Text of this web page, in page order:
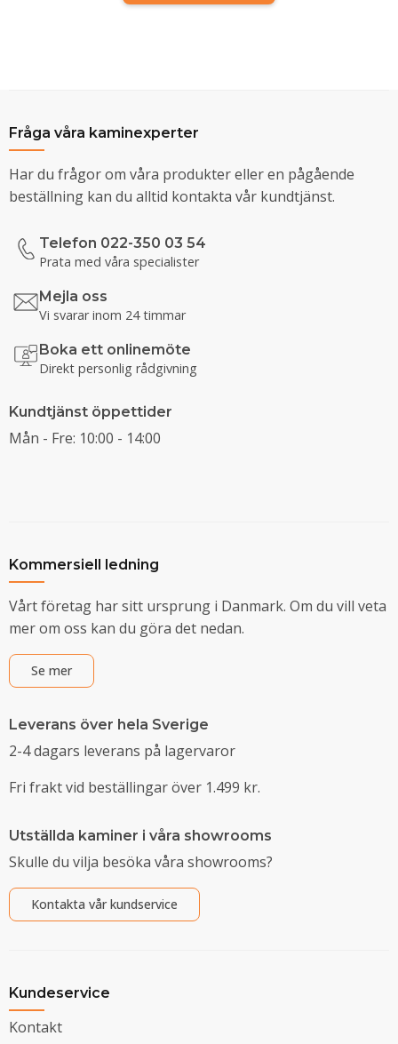
Fråga våra kaminexperter
Har du frågor om våra produkter eller en pågående
beställning kan du alltid kontakta vår kundtjänst.
Telefon 022-350 03 54
Prata med våra specialister
Mejla oss
Vi svarar inom 24 timmar
Boka ett onlinemöte
Direkt personlig rådgivning
Kundtjänst öppettider
Mån - Fre: 10:00 - 14:00
Kommersiell ledning
Vårt företag har sitt ursprung i Danmark. Om du vill veta
mer om oss kan du göra det nedan.
Se mer
Leverans över hela Sverige
2-4 dagars leverans på lagervaror
Fri frakt vid beställingar över 1.499 kr.
Utställda kaminer i våra showrooms
Skulle du vilja besöka våra showrooms?
Kontakta vår kundservice
Kundeservice
Kontakt